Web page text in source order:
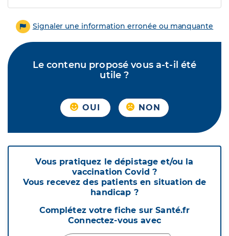
Signaler une information erronée ou manquante
Le contenu proposé vous a-t-il été
utile ?
OUI NON
Vous pratiquez le dépistage et/ou la
vaccination Covid ?
Vous recevez des patients en situation de
handicap ?
Complétez votre fiche sur Santé.fr
Connectez-vous avec